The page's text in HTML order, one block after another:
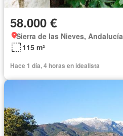
58.000 €
Sierra de las Nieves, Andalucía
115 m²
Hace 1 día, 4 horas en idealista